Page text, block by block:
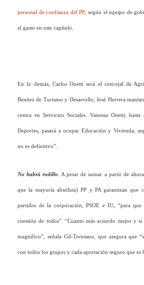
personal de confianza del PP, según el equipo de
el gasto en este capítulo.
En lo demás, Carlos Onetti será el concejal de
Benítez de Turismo y Desarrollo, José Herrera
centra en Servicios Sociales. Vanessa Onetti,
Deportes, pasará a ocupar Educación y Vivienda,
no es definitivo”.
No habrá rodillo . A pesar de sumar a partir de
que la mayoría absoluta) PP y PA garantizan que
partidos de la corporación, PSOE e IU, “para que
cuestión de todos”. “Cuanto más acuerdo mejor y si
magnífico”, señala Gil-Toresano, que asegura que
con todos los grupos y cada aportación seguro que es